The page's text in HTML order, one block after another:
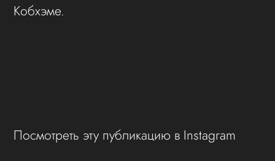
Кобхэме.
Посмотреть эту публикацию в Instagram